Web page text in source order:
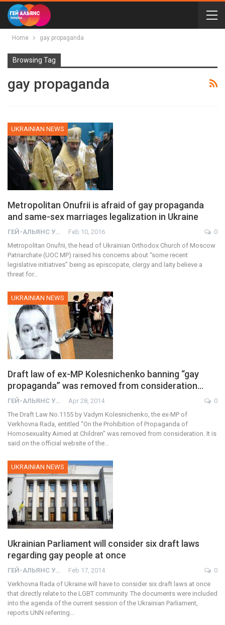
Home gay propaganda
Browsing Tag
gay propaganda
UKRAINIAN NEWS
Metropolitan Onufrii is afraid of gay propaganda
and same-sex marriages legalization in Ukraine
ГЕЙ-АЛЬЯНС УКРАИНА Feb 10, 2016
0
Metropolitan Onufrii, the head of Ukrainian Orthodox Church of Moscow
Patriarchate (UOC MP) raised his concerns about “some recent
legislative initiatives” being as episcopate, clergy and laity believe a
threat for…
UKRAINIAN NEWS
Draft law of ex-MP Kolesnichenko banning “gay
propaganda” was removed from consideration…
ГЕЙ-АЛЬЯНС УКРАИНА Apr 28, 2014
0
The Draft Law No.1155 by Vadym Kolesnichenko, the ex-MP of
Verkhovna Rada, entitled "On the Prohibition of Propaganda of
Homosexuality Aimed at Children" was removed from consideration. It is
said on the official website of the…
UKRAINIAN NEWS
Ukrainian Parliament will consider six draft laws
regarding gay people at once
ГЕЙ-АЛЬЯНС УКРАИНА Feb 17, 2014
0
Verkhovna Rada of Ukraine will have to consider six draft laws at once
that directly relate to the LGBT community. The documents were included
into the agenda of the current session of the Ukrainian Parliament,
reports UNN referring…